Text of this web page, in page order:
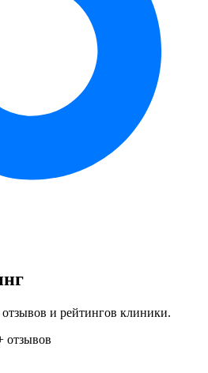
и рейтингов клиники.
отзывов